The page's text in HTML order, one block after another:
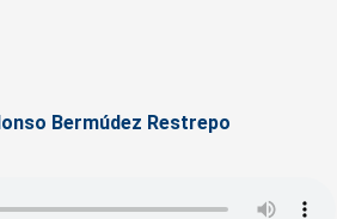
Bermúdez Restrepo